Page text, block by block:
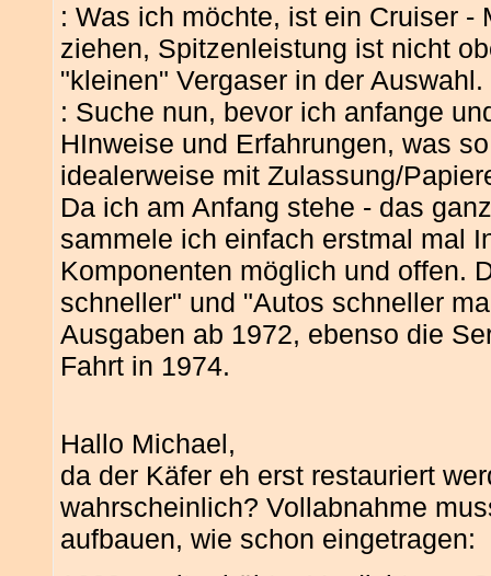
: Was ich möchte, ist ein Cruiser -
ziehen, Spitzenleistung ist nicht
"kleinen" Vergaser in der Auswahl.
: Suche nun, bevor ich anfange
HInweise und Erfahrungen, was
idealerweise mit Zulassung/
Da ich am Anfang stehe - das
sammele ich einfach erstmal mal
Komponenten möglich und offen.
schneller" und "Autos schneller
Ausgaben ab 1972, ebenso die
Fahrt in 1974.
Hallo Michael,
da der Käfer eh erst restauriert
wahrscheinlich? Vollabnahme
aufbauen, wie schon eingetragen: